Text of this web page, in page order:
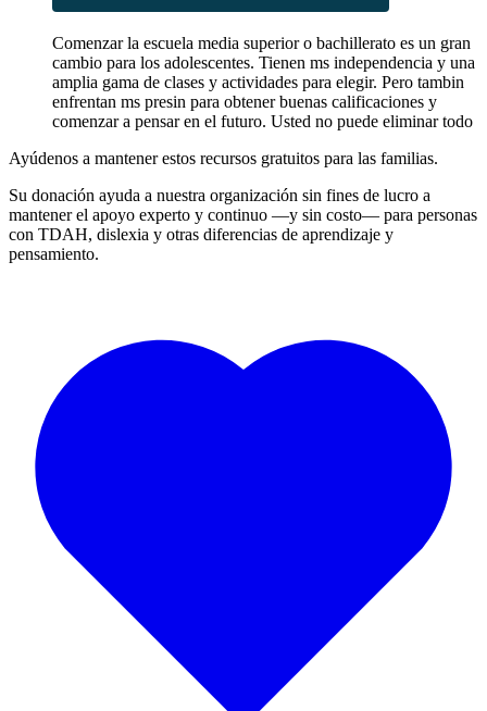
Comenzar la escuela media superior o bachillerato es un gran
cambio para los adolescentes. Tienen ms independencia y una
amplia gama de clases y actividades para elegir. Pero tambin
enfrentan ms presin para obtener buenas calificaciones y
comenzar a pensar en el futuro. Usted no puede eliminar todo
Ayúdenos a mantener estos recursos gratuitos para las familias.
Su donación ayuda a nuestra organización sin fines de lucro a
mantener el apoyo experto y continuo —y sin costo— para personas
con TDAH, dislexia y otras diferencias de aprendizaje y
pensamiento.